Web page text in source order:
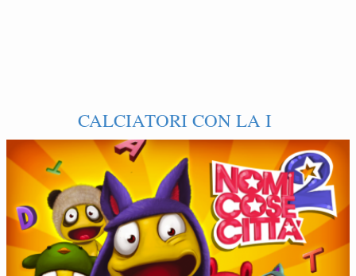
CALCIATORI CON LA I